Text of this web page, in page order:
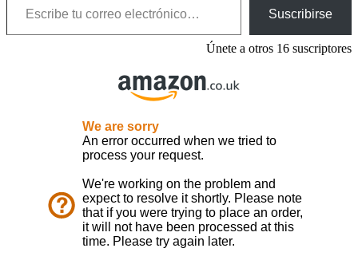
Suscribirse
Únete a otros 16 suscriptores